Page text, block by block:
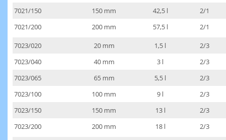
7021/150
150 mm 42,5 l
2/1
7021/200
200 mm 57,5 l 2/1
7023/020 20 mm 1,5 l
2/3
7023/040
40 mm 3 l
2/3
7023/065
65 mm 5,5 l
2/3
7023/100
100 mm 9 l
2/3
7023/150
150 mm 13 l
2/3
7023/200
200 mm 18 l 2/3